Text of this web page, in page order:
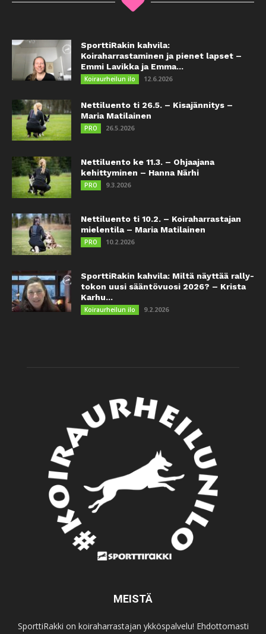
SporttiRakin kahvila:
Koiraharrastaminen ja pienet lapset –
Emmi Lavikka ja Emma...
Koiraurheilun ilo 12.6.2026
Nettiluento ti 26.5. – Kisajännitys –
Maria Matilainen
PRO 26.5.2026
Nettiluento ke 11.3. – Ohjaajana
kehittyminen – Hanna Närhi
PRO 9.3.2026
Nettiluento ti 10.2. – Koiraharrastajan
mielentila – Maria Matilainen
PRO 10.2.2026
SporttiRakin kahvila: Miltä näyttää rally-
tokon uusi sääntövuosi 2026? – Krista
Karhu...
Koiraurheilun ilo 9.2.2026
MEISTÄ
SporttiRakki on koiraharrastajan ykköspalvelu! Ehdottomasti